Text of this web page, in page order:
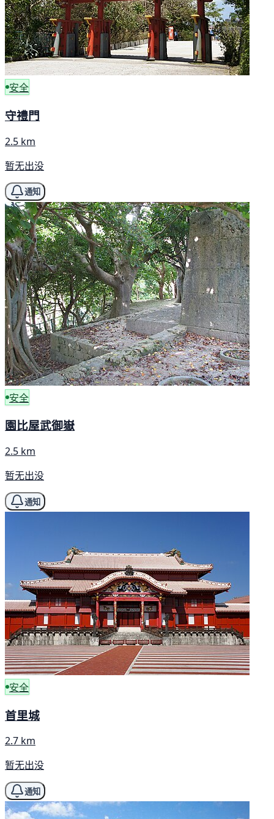
安全
守禮門
2.5 km
暂无出没
通知
安全
園比屋武御嶽
2.5 km
暂无出没
通知
安全
首里城
2.7 km
暂无出没
通知